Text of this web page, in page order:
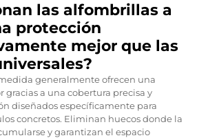
las alfombrillas a
protección
mejor que las
generalmente ofrecen una
gracias a una cobertura precisa y
diseñados específicamente para
concretos. Eliminan huecos donde la
y garantizan el espacio